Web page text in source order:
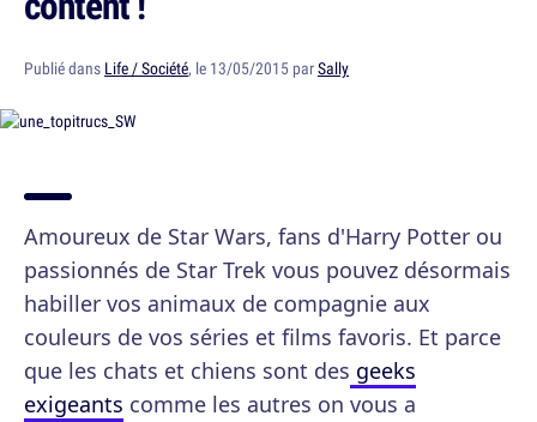
Publié dans Life / Société, le 13/05/2015 parSally
Amoureux de Star Wars, fans d'Harry Potter ou
passionnés de Star Trek vous pouvez désormais
habiller vos animaux de compagnie aux
couleurs de vos séries et films favoris. Et parce
que les chats et chiens sont des geeks
exigeants comme les autres on vous a